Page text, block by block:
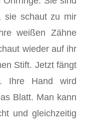
sie schaut zu mir
weißen Zähne
wieder auf ihr
Stift. Jetzt fängt
Ihre Hand wird
Blatt. Man kann
und gleichzeitig